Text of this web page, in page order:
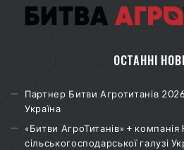
ОСТАННІ
Партнер Битви Агротитанів
Україна
«Битви АгроТитанів» +
сільськогосподарської галузі